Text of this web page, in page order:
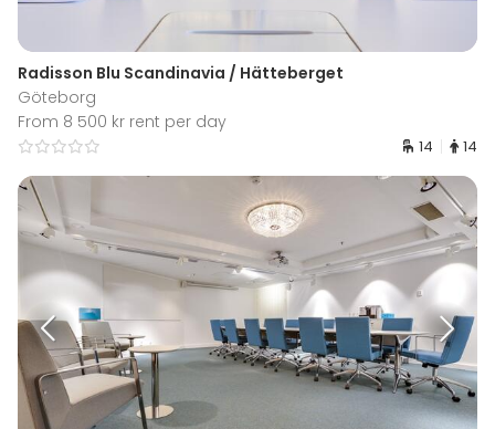
Radisson Blu Scandinavia / Hätteberget
Göteborg
From 8 500 kr rent per day
14 14